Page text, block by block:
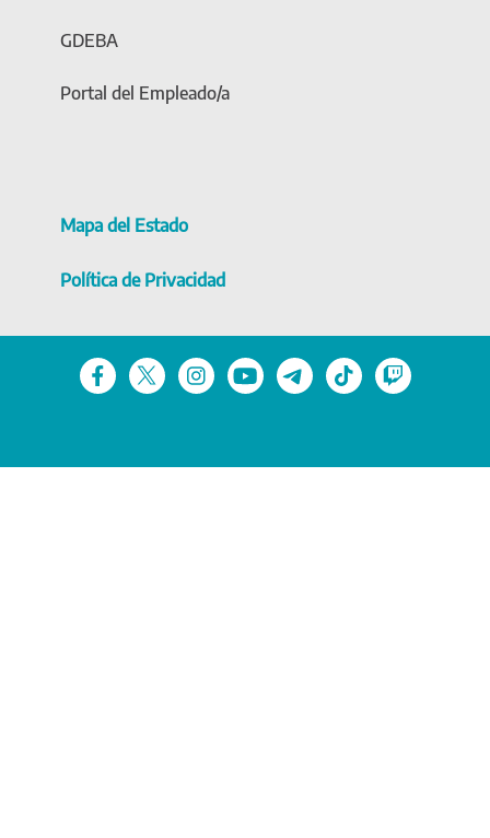
GDEBA
Portal del Empleado/a
Mapa del Estado
Política de Privacidad